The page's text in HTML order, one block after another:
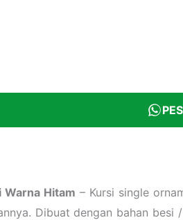
Warna Hitam – Kursi single
Dibuat dengan bahan